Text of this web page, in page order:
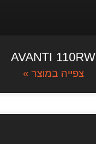
AVANTI 110RW
צפייה במוצר »